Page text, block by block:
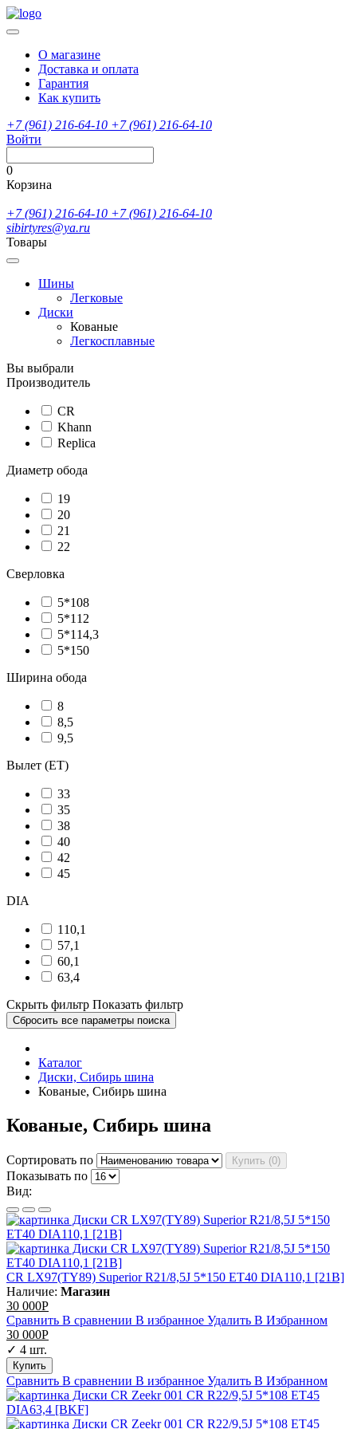
О магазине
Доставка и оплата
Гарантия
Как купить
+7 (961) 216-64-10 +7 (961) 216-64-10
Войти
0
Корзина
+7 (961) 216-64-10 +7 (961) 216-64-10
sibirtyres@ya.ru
Товары
Шины
Легковые
Диски
Кованые
Легкосплавные
Вы выбрали
Производитель
CR
Khann
Replica
Диаметр обода
19
20
21
22
Сверловка
5*108
5*112
5*114,3
5*150
Ширина обода
8
8,5
9,5
Вылет (ET)
33
35
38
40
42
45
DIA
110,1
57,1
60,1
63,4
Скрыть фильтр Показать фильтр
Сбросить все параметры поиска
Каталог
Диски, Сибирь шина
Кованые, Сибирь шина
Кованые, Сибирь шина
Сортировать по Купить (0)
Показывать по
Вид:
CR LX97(TY89) Superior R21/8,5J 5*150 ET40 DIA110,1 [21B]
Наличие: Магазин
30 000Р
Сравнить В сравнении В избранное Удалить В Избранном
30 000Р
✓ 4 шт.
Сравнить В сравнении В избранное Удалить В Избранном